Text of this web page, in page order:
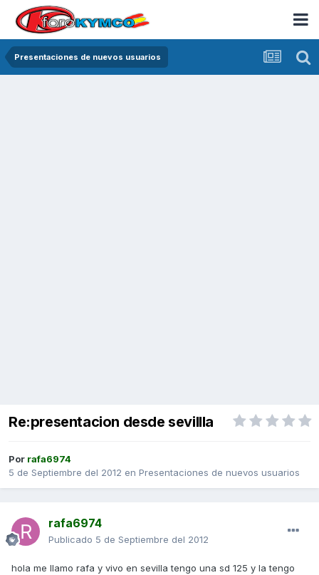
Presentaciones de nuevos usuarios
Re:presentacion desde sevillla
Por rafa6974
5 de Septiembre del 2012 en Presentaciones de nuevos usuarios
rafa6974
Publicado 5 de Septiembre del 2012
hola me llamo rafa y vivo en sevilla tengo una sd 125 y la tengo